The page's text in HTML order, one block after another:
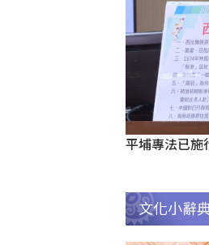
平埔專法已施
文化小辭